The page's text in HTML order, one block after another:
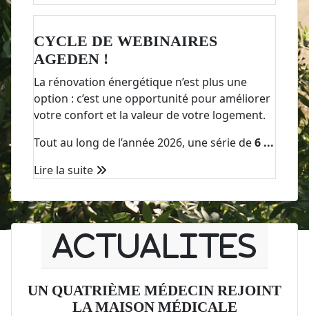
CYCLE DE WEBINAIRES
AGEDEN !
La rénovation énergétique n’est plus une
option : c’est une opportunité pour améliorer
votre confort et la valeur de votre logement.
Tout au long de l’année 2026, une série de6 ...
Lire la suite
ACTUALITES
UN QUATRIÈME MÉDECIN REJOINT
LA MAISON MÉDICALE